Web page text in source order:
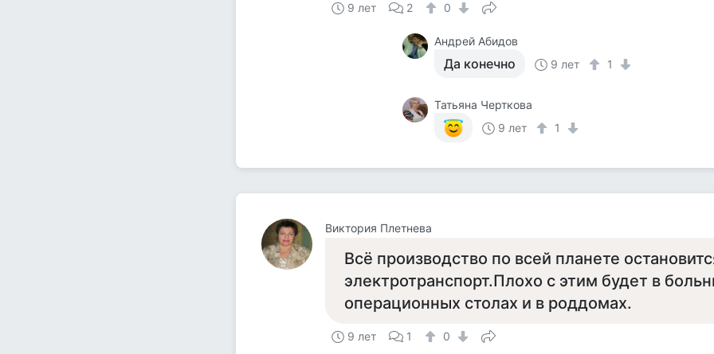
9 лет 2 0
Андрей Абидов
Да конечно 9 лет 1
Татьяна Черткова
9 лет
1
Виктория Плетнева
Всё производство по всей планете
электротранспорт.Плохо с этим будет в
операционных столах и в роддомах.
9 лет 1 0